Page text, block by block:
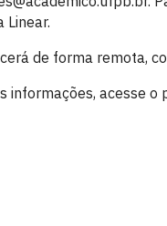
Linear.
de forma remota,
informações, acesse o